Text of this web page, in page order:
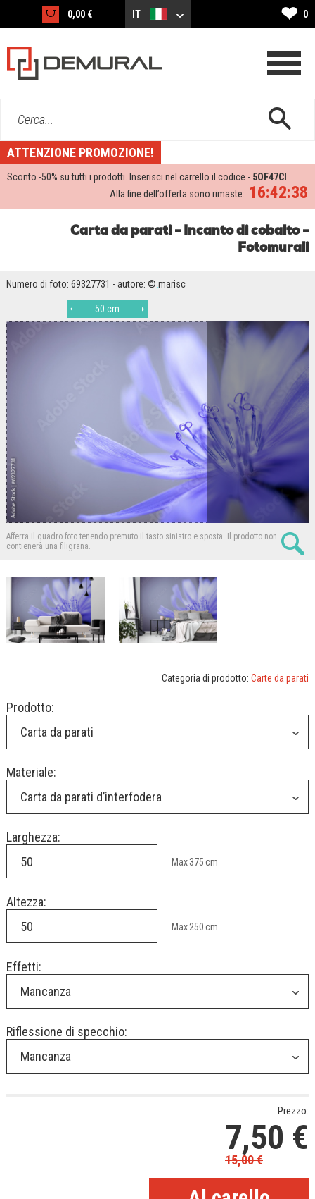
0,00 € IT ❤ 0
Cerca...
ATTENZIONE PROMOZIONE!
Sconto -50% su tutti i prodotti. Inserisci nel carrello il codice - 5OF47CI
16:42:37
Alla fine dell’offerta sono rimaste:
Carta da parati - Incanto di cobalto -
Fotomurali
Numero di foto: 69327731 - autore: © marisc
50 cm
Afferra il quadro foto tenendo premuto il tasto sinistro e sposta.
Il prodotto non
contienerà una filigrana.
Categoria di prodotto: Carte da parati
Prodotto:
Carta da parati
Materiale:
Carta da parati d’interfodera
Larghezza:
Max375cm
Altezza:
Max250cm
Effetti:
Mancanza
Riflessione di specchio:
Mancanza
Prezzo:
7,50 €
15,00€